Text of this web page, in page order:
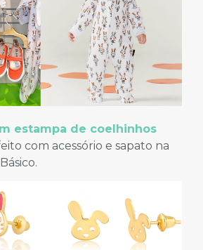
estampa de coelhinhos
com acessório e sapato na